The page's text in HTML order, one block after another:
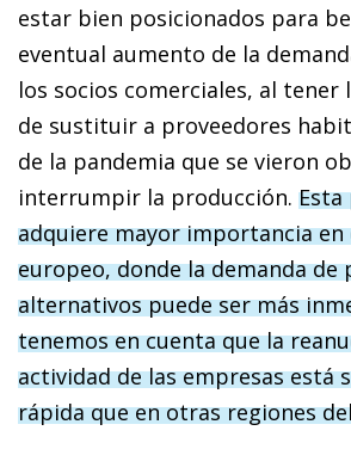
estar bien posicionados para
eventual aumento de la
los socios comerciales, al
de sustituir a proveedores
de la pandemia que se vieron
interrumpir la producción.
adquiere mayor importancia en
europeo, donde la demanda de
alternativos puede ser más
tenemos en cuenta que la
actividad de las empresas está
rápida que en otras regiones